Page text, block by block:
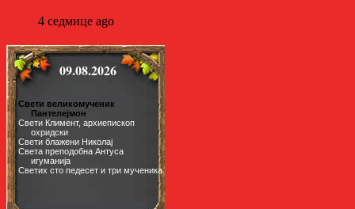
4 седмице ago